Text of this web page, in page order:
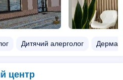
Дитячий алерголог
центр